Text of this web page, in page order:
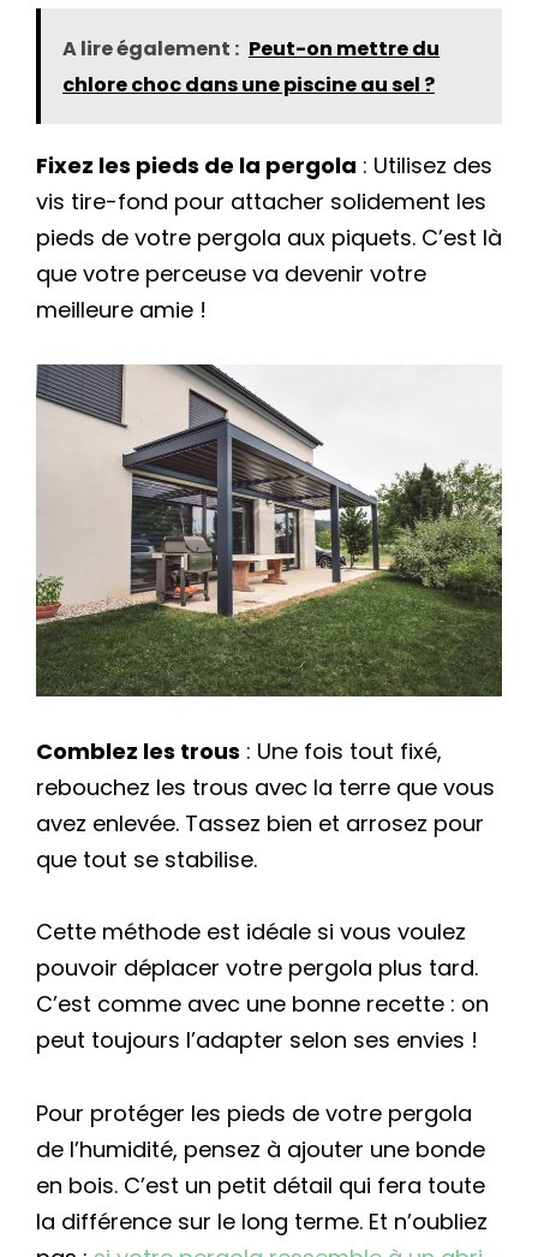
A lire également : Peut-on mettre du
chlore choc dans une piscine au sel ?
Fixez les pieds de la pergola : Utilisez des
vis tire-fond pour attacher solidement les
pieds de votre pergola aux piquets. C’est là
que votre perceuse va devenir votre
meilleure amie !
Comblez les trous : Une fois tout fixé,
rebouchez les trous avec la terre que vous
avez enlevée. Tassez bien et arrosez pour
que tout se stabilise.
Cette méthode est idéale si vous voulez
pouvoir déplacer votre pergola plus tard.
C’est comme avec une bonne recette : on
peut toujours l’adapter selon ses envies !
Pour protéger les pieds de votre pergola
de l’humidité, pensez à ajouter une bonde
en bois. C’est un petit détail qui fera toute
la différence sur le long terme. Et n’oubliez